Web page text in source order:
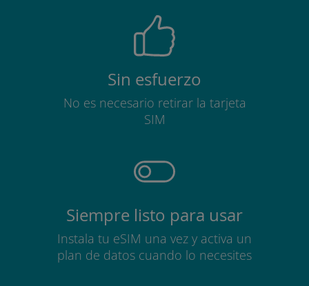
Sin esfuerzo
No es necesario retirar la tarjeta
SIM
Siempre listo para usar
Instala tu eSIM una vez y activa un
plan de datos cuando lo necesites